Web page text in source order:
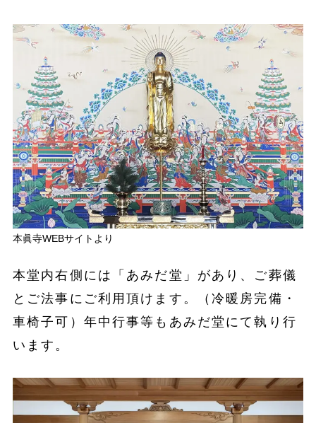
本眞寺WEBサイトより
本堂内右側には「あみだ堂」があり、ご葬儀
とご法事にご利用頂けます。（冷暖房完備・
車椅子可）年中行事等もあみだ堂にて執り行
います。